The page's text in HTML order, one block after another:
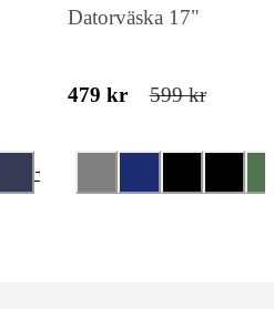
+
Datorväska 17"
479 kr 599 kr